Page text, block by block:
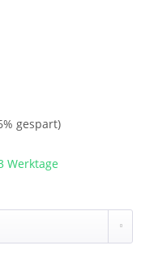
gespart)
Werktage